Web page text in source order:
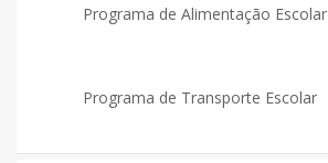
Programa de Alimentação Escolar
Programa de Transporte Escolar